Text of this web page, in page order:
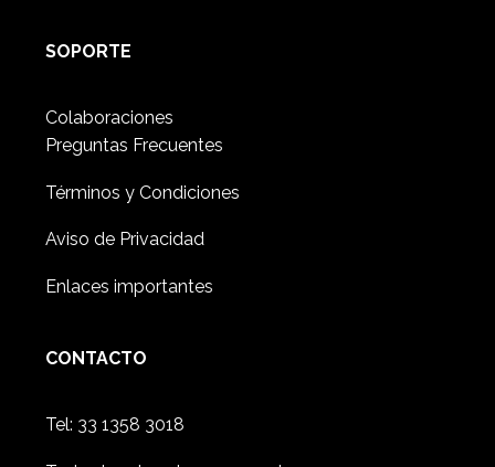
SOPORTE
Colaboraciones
Preguntas Frecuentes
Términos y Condiciones
Aviso de Privacidad
Enlaces importantes
CONTACTO
Tel: 33 1358 3018